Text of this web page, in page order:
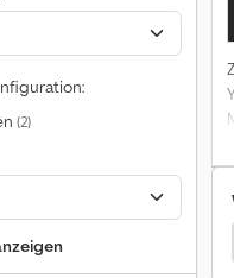
(2)
Liebherr Baggerlader